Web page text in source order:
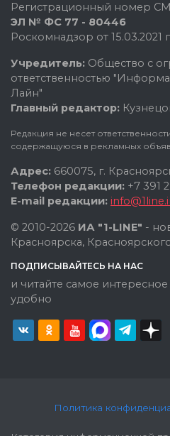
Регистрационный номер
ЭЛ № ФС 77 - 80446
Роскомнадзор от 15.03.2021
Учредитель: Общество с
ответственностью
Лайн"
Главный редактор:
Редакция не несет
содержащуюся в рекламных
Адрес: 660075, г.
Телефон редакции: +7 391
E-mail редакции:
© 2010-2026 ИА "1-LINE" -
Красноярска,
ПОДПИСЫВАЙТЕСЬ НА НАС
и читайте самое
удобно
Политика